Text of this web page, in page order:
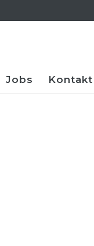
Jobs Kontakt